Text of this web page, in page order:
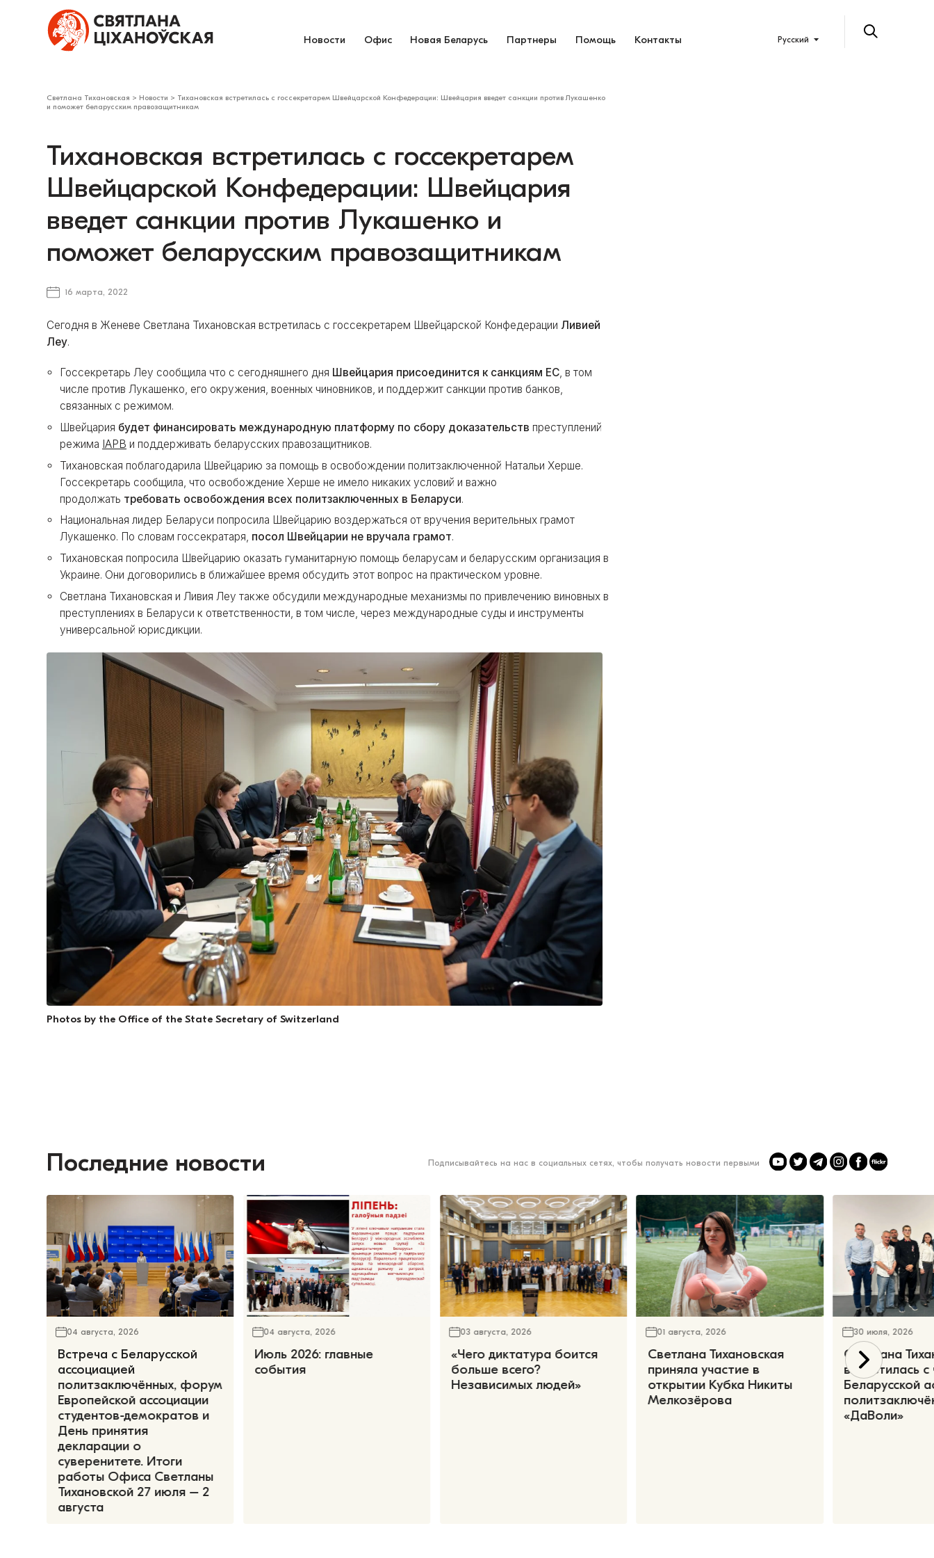
Новости Офис Новая Беларусь Партнеры Помощь Контакты Русский
Светлана Тихановская > Новости > Тихановская встретилась с госсекретарем Швейцарской Конфедерации: Швейцария введет санкции против Лукашенко
и поможет беларусским правозащитникам
Тихановская встретилась с госсекретарем
Швейцарской Конфедерации: Швейцария
введет санкции против Лукашенко и
поможет беларусским правозащитникам
16 марта, 2022
Сегодня в Женеве Светлана Тихановская встретилась с госсекретарем Швейцарской Конфедерации Ливией
Леу.
Госсекретарь Леу сообщила что с сегодняшнего дня Швейцария присоединится к санкциям ЕС, в том
числе против Лукашенко, его окружения, военных чиновников, и поддержит санкции против банков,
связанных с режимом.
Швейцария будет финансировать международную платформу по сбору доказательств преступлений
режима IAPB и поддерживать беларусских правозащитников.
Тихановская поблагодарила Швейцарию за помощь в освобождении политзаключенной Натальи Херше.
Госсекретарь сообщила, что освобождение Херше не имело никаких условий и важно
продолжать требовать освобождения всех политзаключенных в Беларуси.
Национальная лидер Беларуси попросила Швейцарию воздержаться от вручения верительных грамот
Лукашенко. По словам госсекратаря, посол Швейцарии не вручала грамот.
Тихановская попросила Швейцарию оказать гуманитарную помощь беларусам и беларусским организация в
Украине. Они договорились в ближайшее время обсудить этот вопрос на практическом уровне.
Светлана Тихановская и Ливия Леу также обсудили международные механизмы по привлечению виновных в
преступлениях в Беларуси к ответственности, в том числе, через международные суды и инструменты
универсальной юрисдикции.
Photos by the Office of the State Secretary of Switzerland
Последние новости Подписывайтесь на нас в социальных сетях, чтобы получать новости первыми
04 августа, 2026
Встреча с Беларусской
ассоциацией
политзаключённых, форум
Европейской ассоциации
студентов-демократов и
День принятия
декларации о
суверенитете. Итоги
работы Офиса Светланы
Тихановской 27 июля – 2
августа
04 августа, 2026
Июль 2026: главные
события
03 августа, 2026
«Чего диктатура боится
больше всего?
Независимых людей»
01 августа, 2026
Светлана Тихановская
приняла участие в
открытии Кубка Никиты
Мелкозёрова
30 июля, 2026
Светлана
встретилась
Беларусской
«ДаВоли»